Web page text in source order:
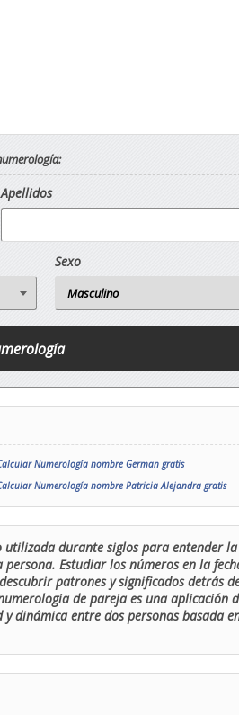
Apellidos
Sexo
Numerología nombre German gratis
Numerología nombre Patricia Alejandra gratis
durante siglos para entender la
Estudiar los números en la
patrones y significados detrás
de pareja es una aplicación
dinámica entre dos personas basada